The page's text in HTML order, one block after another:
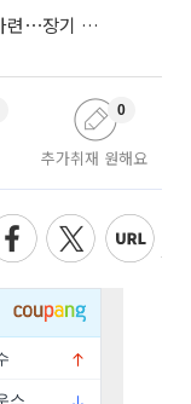
李 “삼전닉스 레버리지 보완 대책 신속 마련⋯장기 채무 과감히 탕감”
추가취재 원해요
0